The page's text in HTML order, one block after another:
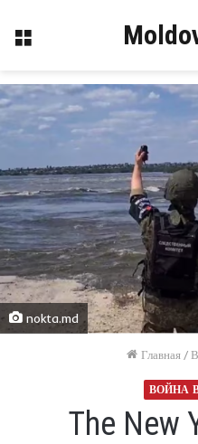
Меню
nokta.md
Главная /
ВОЙНА
The New